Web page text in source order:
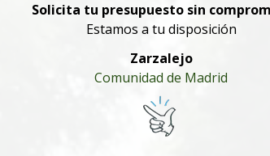
Solicita tu presupuesto sin
Estamos a tu disposición
Zarzalejo
Comunidad de Madrid